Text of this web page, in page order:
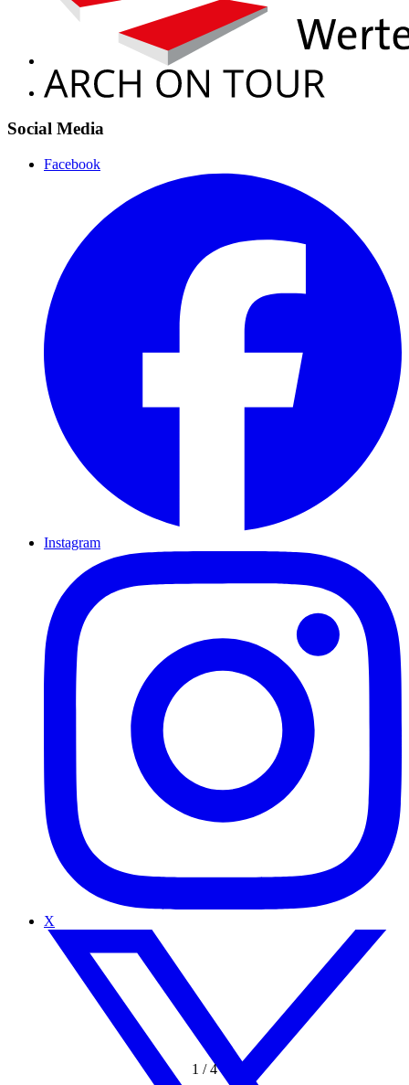
1 /4
Social Media
Facebook
Instagram
X